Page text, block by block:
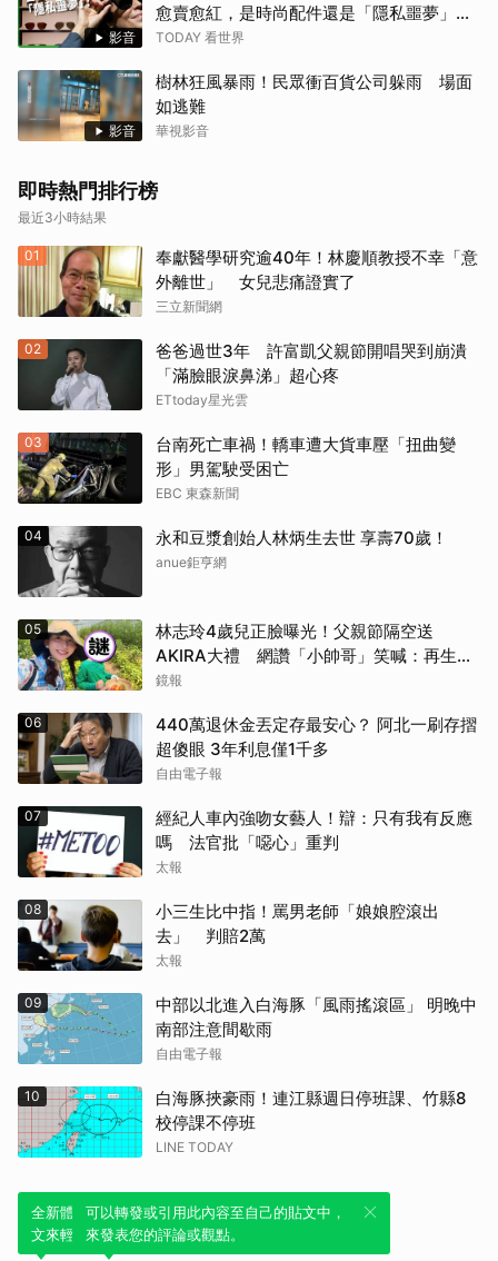
影音
愈賣愈紅，是時尚配件還是「隱私噩夢」？
【TODAY 看世界｜小發明大革命】
TODAY 看世界
影音
樹林狂風暴雨！民眾衝百貨公司躲雨 場面
如逃難
華視影音
即時熱門排行榜
最近3小時結果
01
奉獻醫學研究逾40年！林慶順教授不幸「意
外離世」 女兒悲痛證實了
三立新聞網
02
爸爸過世3年 許富凱父親節開唱哭到崩潰
「滿臉眼淚鼻涕」超心疼
ETtoday星光雲
03
台南死亡車禍！轎車遭大貨車壓「扭曲變
形」男駕駛受困亡
EBC 東森新聞
04 永和豆漿創始人林炳生去世 享壽70歲！
anue鉅亨網
05
林志玲4歲兒正臉曝光！父親節隔空送
AKIRA大禮 網讚「小帥哥」笑喊：再生一
個
鏡報
06
440萬退休金丟定存最安心？ 阿北一刷存摺
超傻眼 3年利息僅1千多
自由電子報
07
經紀人車內強吻女藝人！辯：只有我有反應
嗎 法官批「噁心」重判
太報
08
小三生比中指！罵男老師「娘娘腔滾出
去」 判賠2萬
太報
09
中部以北進入白海豚「風雨搖滾區」 明晚中
南部注意間歇雨
自由電子報
10
白海豚挾豪雨！連江縣週日停班課、竹縣8
校停課不停班
LINE TODAY
全新體驗！一鍵引用此內容，透過發布貼
文來輕鬆表達個人立場。
可以轉發或引用此內容至自己的貼文中，
來發表您的評論或觀點。